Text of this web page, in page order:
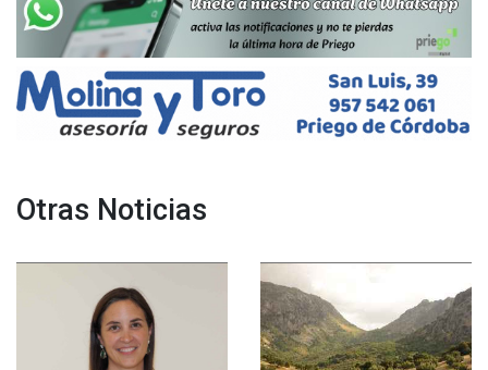
Otras Noticias